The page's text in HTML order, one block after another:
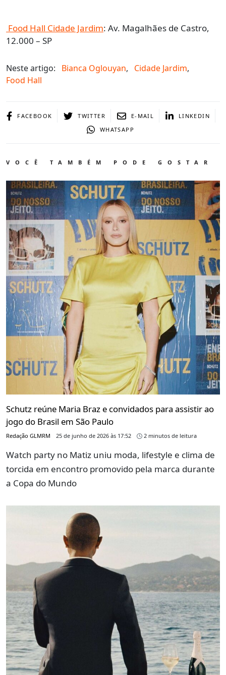
Food Hall Cidade Jardim: Av. Magalhães de Castro,
12.000 – SP
Neste artigo: Bianca Oglouyan, Cidade Jardim,
Food Hall
FACEBOOK TWITTER E-MAIL
LINKEDIN
WHATSAPP
VOCÊ TAMBÉM PODE GOSTAR
Schutz reúne Maria Braz e convidados para assistir ao
jogo do Brasil em São Paulo
Redação GLMRM 25 de junho de 2026 às 17:52 2 minutos de leitura
Watch party no Matiz uniu moda, lifestyle e clima de
torcida em encontro promovido pela marca durante
a Copa do Mundo